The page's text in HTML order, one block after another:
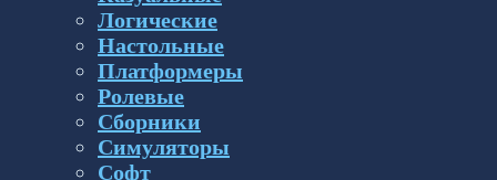
Логические
Настольные
Платформеры
Ролевые
Сборники
Симуляторы
Софт